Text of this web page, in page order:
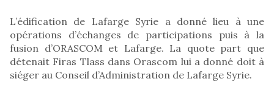
L’édification de Lafarge Syrie a donné lieu à une
opérations d’échanges de participations puis à la
fusion d’ORASCOM et Lafarge. La quote part que
détenait Firas Tlass dans Orascom lui a donné doit à
siéger au Conseil d’Administration de Lafarge Syrie.